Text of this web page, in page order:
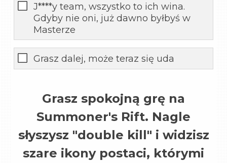
J****y team, wszystko to ich wina.
Gdyby nie oni, już dawno byłbyś w
Masterze
Grasz dalej, może teraz się uda
Grasz spokojną grę na
Summoner's Rift. Nagle
słyszysz "double kill" i widzisz
szare ikony postaci, którymi